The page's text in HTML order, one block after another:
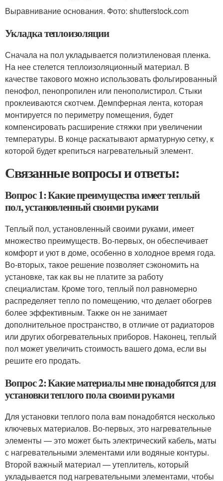
Выравнивание основания. Фото: shutterstock.com
Укладка теплоизоляции
Сначала на пол укладывается полиэтиленовая пленка.
На нее стелется теплоизоляционный материал. В
качестве такового можно использовать фольгированный
пенофол, пенопропилен или пенополистирол. Стыки
проклеиваются скотчем. Демпферная лента, которая
монтируется по периметру помещения, будет
компенсировать расширение стяжки при увеличении
температуры. В конце раскатывают арматурную сетку, к
которой будет крепиться нагревательный элемент.
Связанные вопросы и ответы:
Вопрос 1: Какие преимущества имеет теплый
пол, установленный своими руками
Теплый пол, установленный своими руками, имеет
множество преимуществ. Во-первых, он обеспечивает
комфорт и уют в доме, особенно в холодное время года.
Во-вторых, такое решение позволяет сэкономить на
установке, так как вы не платите за работу
специалистам. Кроме того, теплый пол равномерно
распределяет тепло по помещению, что делает обогрев
более эффективным. Также он не занимает
дополнительное пространство, в отличие от радиаторов
или других обогревательных приборов. Наконец, теплый
пол может увеличить стоимость вашего дома, если вы
решите его продать.
Вопрос 2: Какие материалы мне понадобятся для
установки теплого пола своими руками
Для установки теплого пола вам понадобятся несколько
ключевых материалов. Во-первых, это нагревательные
элементы — это может быть электрический кабель, маты
с нагревательными элементами или водяные контуры.
Второй важный материал — утеплитель, который
укладывается под нагревательными элементами, чтобы